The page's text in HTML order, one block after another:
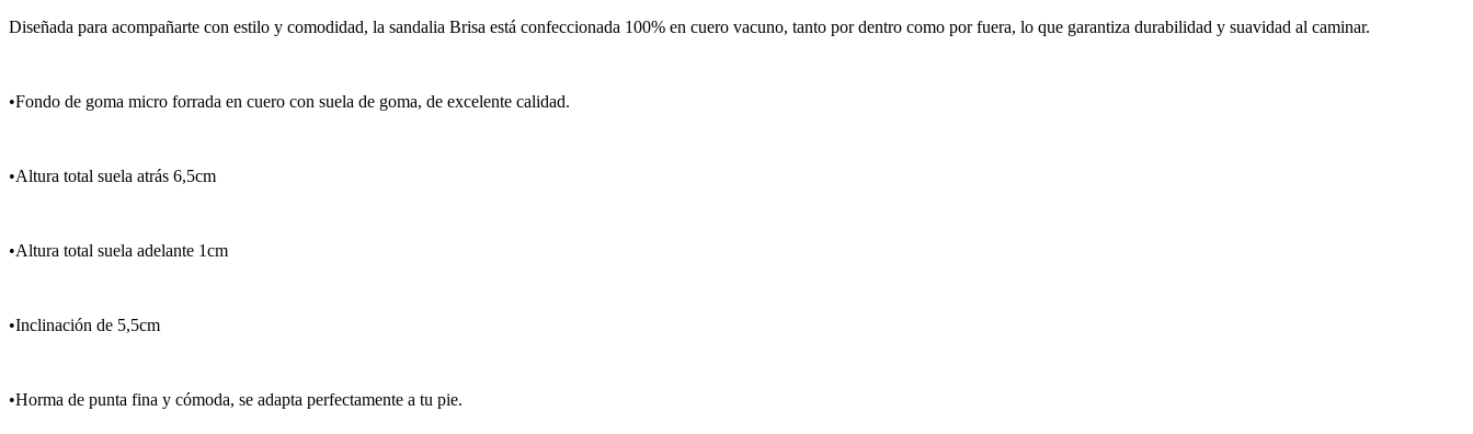
Diseñada para acompañarte con estilo y comodidad, la sandalia Brisa está confeccionada 100% en cuero vacuno, tanto por dentro como por fuera, lo que garantiza durabilidad y suavidad al caminar.
•Fondo de goma micro forrada en cuero con suela de goma, de excelente calidad.
•Altura total suela atrás 6,5cm
•Altura total suela adelante 1cm
•Inclinación de 5,5cm
•Horma de punta fina y cómoda, se adapta perfectamente a tu pie.